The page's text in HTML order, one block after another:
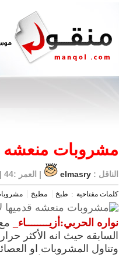
مشروبات منعشه
الناقل :elmasry | العمر :44 | الكاتب الأصلى : نوارة الحربي | المصدر :
كلمات مفتاحية : طبخ مطبخ
نواره الحربي:أزيــــــــاء_
وتناول المشروبات او